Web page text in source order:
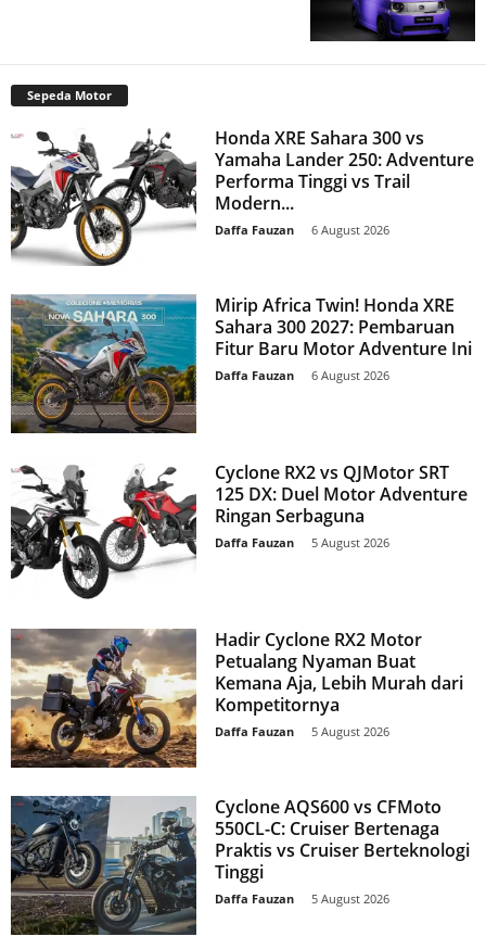
Sepeda Motor
Honda XRE Sahara 300 vs
Yamaha Lander 250: Adventure
Performa Tinggi vs Trail
Modern...
Daffa Fauzan 6 August 2026
Mirip Africa Twin! Honda XRE
Sahara 300 2027: Pembaruan
Fitur Baru Motor Adventure Ini
Daffa Fauzan 6 August 2026
Cyclone RX2 vs QJMotor SRT
125 DX: Duel Motor Adventure
Ringan Serbaguna
Daffa Fauzan 5 August 2026
Hadir Cyclone RX2 Motor
Petualang Nyaman Buat
Kemana Aja, Lebih Murah dari
Kompetitornya
Daffa Fauzan 5 August 2026
Cyclone AQS600 vs CFMoto
550CL-C: Cruiser Bertenaga
Praktis vs Cruiser Berteknologi
Tinggi
Daffa Fauzan 5 August 2026